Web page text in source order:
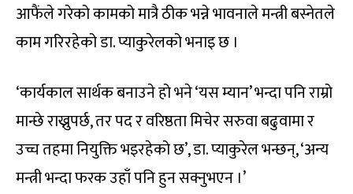
आफैंले गरेको कामको मात्रै ठीक भन्ने भावनाले मन्त्री बस्नेतले
काम गरिरहेको डा. प्याकुरेलको भनाइ छ ।
‘कार्यकाल सार्थक बनाउने हो भने ‘यस म्यान’ भन्दा पनि राम्रो
मान्छे राख्नुपर्छ, तर पद र वरिष्ठता मिचेर सरुवा बढुवामा र
उच्च तहमा नियुक्ति भइरहेको छ’, डा. प्याकुरेल भन्छन्, ‘अन्य
मन्त्री भन्दा फरक उहाँ पनि हुन सक्नुभएन ।’